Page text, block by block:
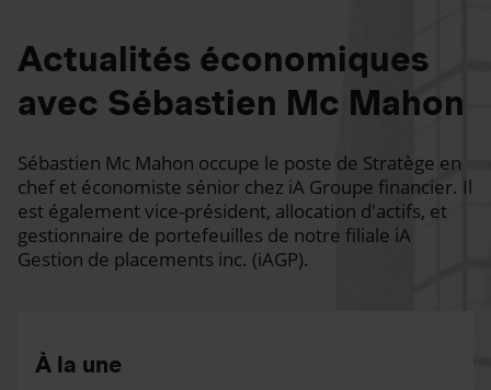
Actualités économiques
avec Sébastien Mc Mahon
Sébastien Mc Mahon occupe le poste de Stratège en
chef et économiste sénior chez iA Groupe financier. Il
est également vice-président, allocation d'actifs, et
gestionnaire de portefeuilles de notre filiale iA
Gestion de placements inc. (iAGP).
À la une